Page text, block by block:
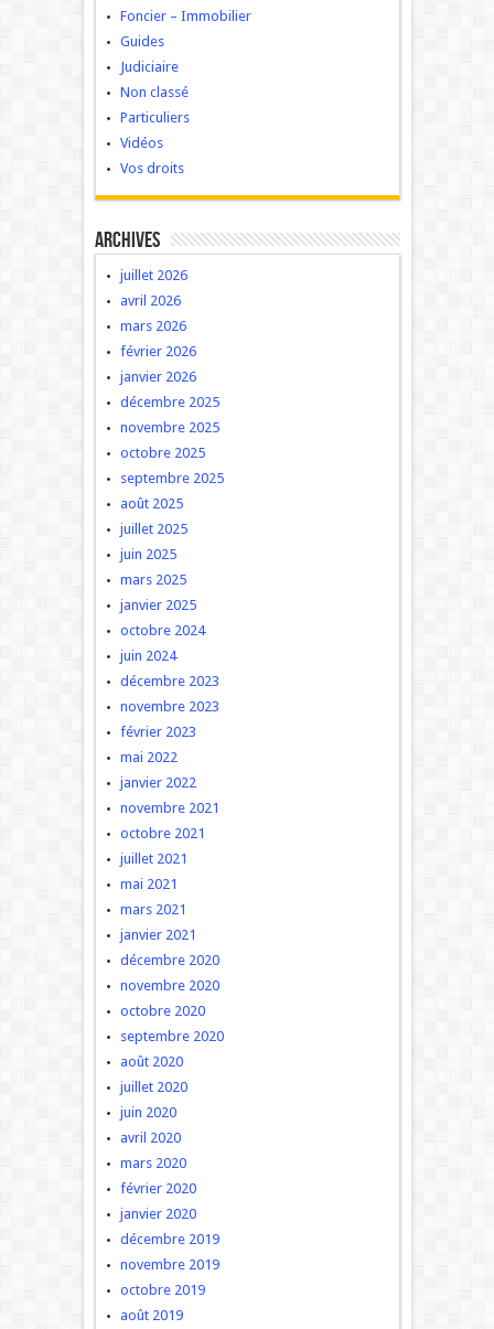
Foncier – Immobilier
Guides
Judiciaire
Non classé
Particuliers
Vidéos
Vos droits
Archives
juillet 2026
avril 2026
mars 2026
février 2026
janvier 2026
décembre 2025
novembre 2025
octobre 2025
septembre 2025
août 2025
juillet 2025
juin 2025
mars 2025
janvier 2025
octobre 2024
juin 2024
décembre 2023
novembre 2023
février 2023
mai 2022
janvier 2022
novembre 2021
octobre 2021
juillet 2021
mai 2021
mars 2021
janvier 2021
décembre 2020
novembre 2020
octobre 2020
septembre 2020
août 2020
juillet 2020
juin 2020
avril 2020
mars 2020
février 2020
janvier 2020
décembre 2019
novembre 2019
octobre 2019
août 2019